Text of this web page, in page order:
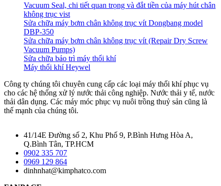
Vacuum Seal, chi tiết quan trọng và đắt tiền của máy hút chân
không trục vist
Sửa chữa máy bơm chân không trục vít Dongbang model
DBP-350
Sửa chữa máy bơm chân không trục vít (Repair Dry Screw
Vacuum Pumps)
Sửa chữa bảo trì máy thổi khí
Máy thổi khí Heywel
Công ty chúng tôi chuyên cung cấp các loại máy thổi khí phục vụ
cho các hệ thống xử lý nước thải công nghiệp. Nước thải y tế, nước
thải dân dụng. Các máy móc phục vụ nuôi trồng thuỷ sản cũng là
thế mạnh của chúng tôi.
41/14E Đường số 2, Khu Phố 9, P.Bình Hưng Hòa A,
Q.Bình Tân, TP.HCM
0902 335 707
0969 129 864
dinhnhat@kimphatco.com